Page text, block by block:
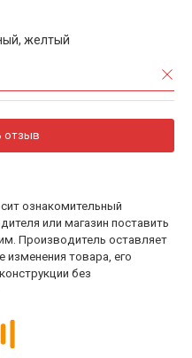
желтый
отзыв
ознакомительный
или магазин поставить
Производитель оставляет
изменения товара, его
без